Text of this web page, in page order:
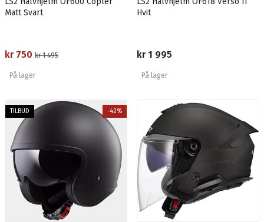
Matt Svart
kr 750 kr 1 495
På lager
Hvit
kr 1 995
På lager
TILBUD -42%